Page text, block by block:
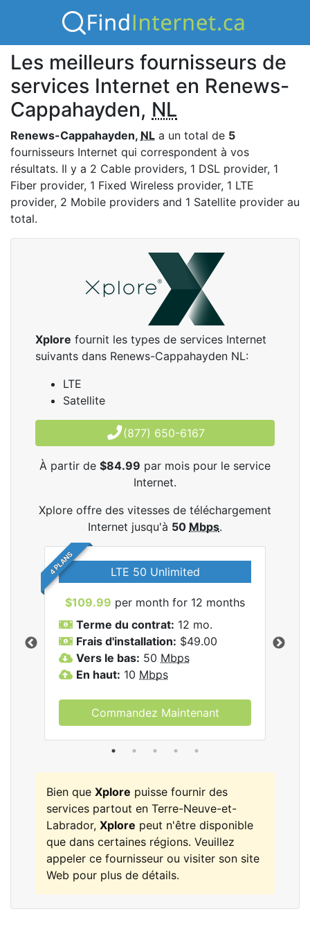
Les meilleurs fournisseurs de
services Internet en Renews-
Cappahayden, NL
Renews-Cappahayden, NL a un total de 5
fournisseurs Internet qui correspondent à vos
résultats. Il y a 2 Cable providers, 1 DSL provider, 1
Fiber provider, 1 Fixed Wireless provider, 1 LTE
provider, 2 Mobile providers and 1 Satellite provider au
total.
Xplore fournit les types de services Internet
suivants dans Renews-Cappahayden NL:
LTE
Satellite
(877) 650-6167
À partir de $84.99 par mois pour le service
Internet.
Xplore offre des vitesses de téléchargement
Internet jusqu'à 50 Mbps.
4 PLANS LTE 50 Unlimited
$109.99 per month for 12 months
Terme du contrat: 12 mo.
Frais d'installation: $49.00
Vers le bas: 50 Mbps
En haut: 10 Mbps
Commandez Maintenant
Bien que Xplore puisse fournir des
services partout en Terre-Neuve-et-
Labrador, Xplore peut n'être disponible
que dans certaines régions. Veuillez
appeler ce fournisseur ou visiter son site
Web pour plus de détails.